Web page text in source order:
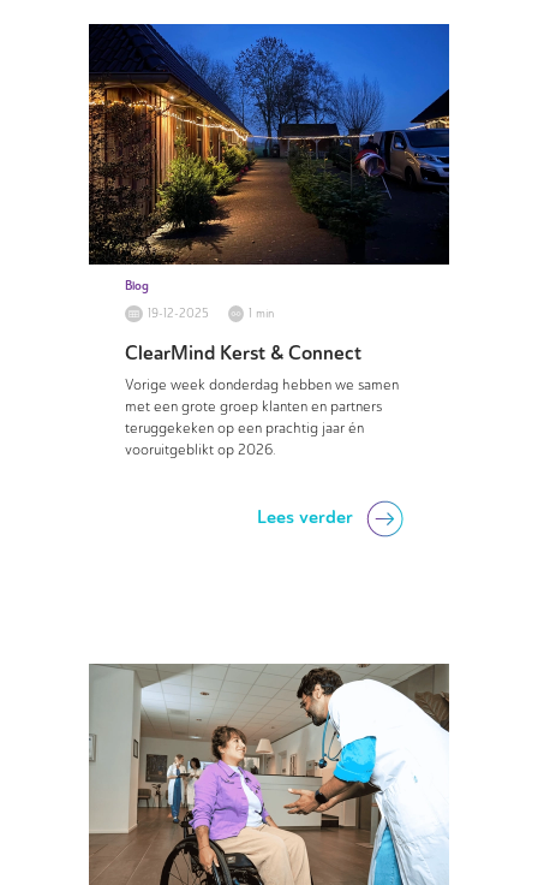
Blog
19-12-2025
1 min
ClearMind Kerst & Connect
Vorige week donderdag hebben we samen
met een grote groep klanten en partners
teruggekeken op een prachtig jaar én
vooruitgeblikt op 2026.
Lees verder